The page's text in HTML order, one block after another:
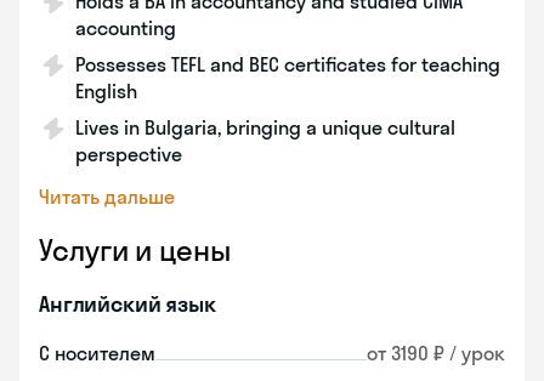
accounting
Possesses TEFL and BEC certificates for teaching
English
Lives in Bulgaria, bringing a unique cultural
perspective
Читать дальше
Услуги и цены
Английский язык
С носителем от 3190 ₽ / урок